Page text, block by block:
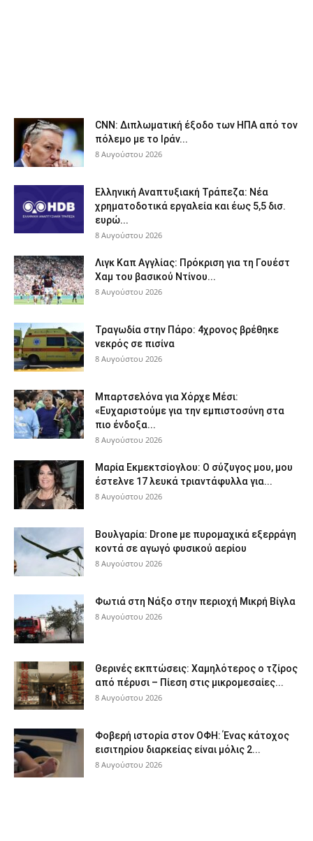
CNN: Διπλωματική έξοδο των ΗΠΑ από τον
πόλεμο με το Ιράν...
8 Αυγούστου 2026
Ελληνική Αναπτυξιακή Τράπεζα: Νέα
χρηματοδοτικά εργαλεία και έως 5,5 δισ.
ευρώ...
8 Αυγούστου 2026
Λιγκ Καπ Αγγλίας: Πρόκριση για τη Γουέστ
Χαμ του βασικού Ντίνου...
8 Αυγούστου 2026
Τραγωδία στην Πάρο: 4χρονος βρέθηκε
νεκρός σε πισίνα
8 Αυγούστου 2026
Μπαρτσελόνα για Χόρχε Μέσι:
«Ευχαριστούμε για την εμπιστοσύνη στα
πιο ένδοξα...
8 Αυγούστου 2026
Μαρία Εκμεκτσίογλου: O σύζυγος μου, μου
έστελνε 17 λευκά τριαντάφυλλα για...
8 Αυγούστου 2026
Βουλγαρία: Drone με πυρομαχικά εξερράγη
κοντά σε αγωγό φυσικού αερίου
8 Αυγούστου 2026
Φωτιά στη Νάξο στην περιοχή Μικρή Βίγλα
8 Αυγούστου 2026
Θερινές εκπτώσεις: Χαμηλότερος ο τζίρος
από πέρυσι – Πίεση στις μικρομεσαίες...
8 Αυγούστου 2026
Φοβερή ιστορία στον ΟΦΗ: Ένας κάτοχος
εισιτηρίου διαρκείας είναι μόλις 2...
8 Αυγούστου 2026